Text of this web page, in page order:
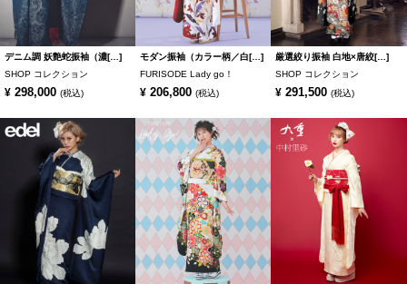
デニム調 妖艶蛇振袖（濃[…]
SHOP コレクション
¥ 298,000 (税込)
モダン振袖（カラー柄／白[…]
FURISODE Lady go！
¥ 206,800 (税込)
厳選絞り振袖 白地×唐絞[…]
SHOP コレクション
¥ 291,500 (税込)